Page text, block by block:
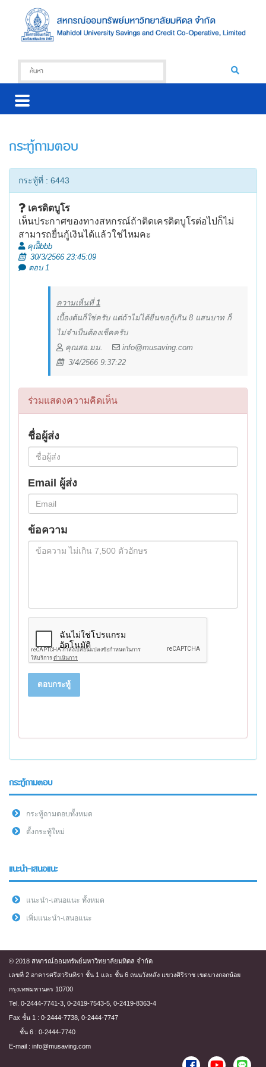
กระทู้ถามตอบ
กระทู้ที่ : 6443
เครดิตบูโร
เห็นประกาศของทางสหกรณ์ถ้าติดเครดิตบูโรต่อไปก็ไม่
สามารถยื่นกู้เงินได้แล้วใช่ไหมคะ
คุณิิbbb
30/3/2566 23:45:09
ตอบ 1
ความเห็นที่1
เบื้องต้นก็ใช่ครับ แต่ถ้าไม่ได้ยื่นขอกู้เกิน 8 แสนบาท ก็
ไม่จำเป็นต้องเช็คครับ
คุณสอ.มม.
info@musaving.com
3/4/2566 9:37:22
ร่วมแสดงความคิดเห็น
ชื่อผู้ส่ง
Email ผู้ส่ง
ข้อความ
ตอบกระทู้
กระทู้ถามตอบ
กระทู้ถามตอบทั้งหมด
ตั้งกระทู้ใหม่
แนะนำ-เสนอแนะ
แนะนำ-เสนอแนะ ทั้งหมด
เพิ่มแนะนำ-เสนอแนะ
© 2018 สหกรณ์ออมทรัพย์มหาวิทยาลัยมหิดล จำกัด
เลขที่ 2 อาคารศรีสวรินทิรา ชั้น 1 และ ชั้น 6 ถนนวังหลัง แขวงศิริราช เขตบางกอกน้อย
กรุงเทพมหานคร 10700
Tel. 0-2444-7741-3, 0-2419-7543-5, 0-2419-8363-4
Fax ชั้น 1 : 0-2444-7738, 0-2444-7747
ชั้น 6 : 0-2444-7740
E-mail : info@musaving.com